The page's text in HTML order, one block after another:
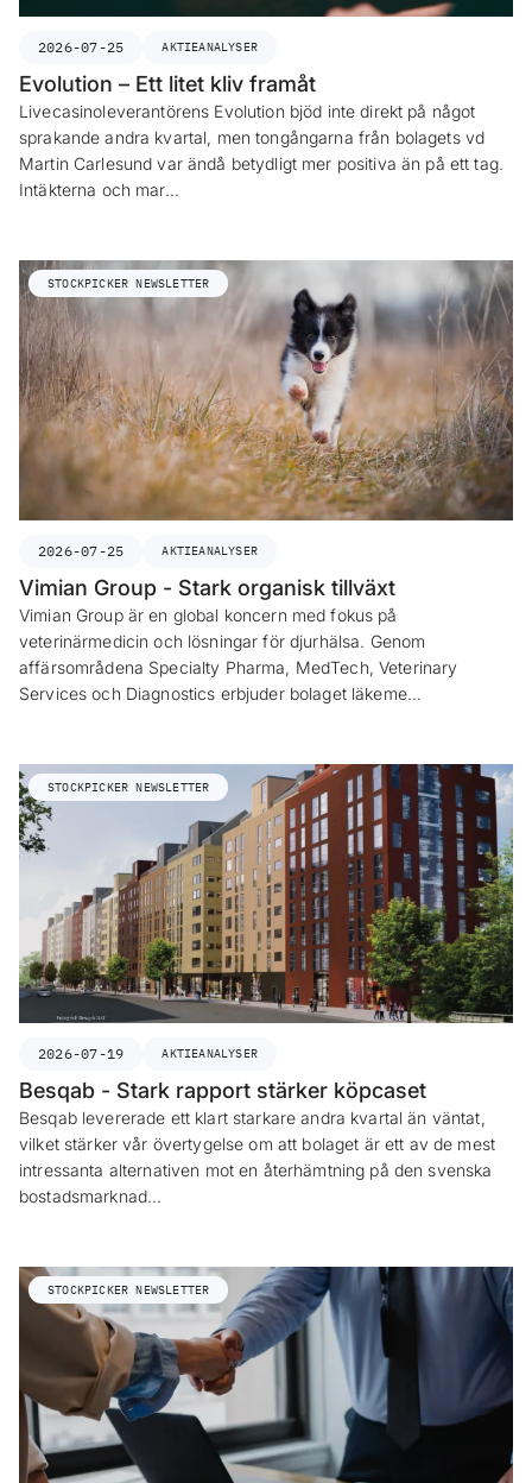
2026-07-25 AKTIEANALYSER
Evolution – Ett litet kliv framåt
Livecasinoleverantörens Evolution bjöd inte direkt på något
sprakande andra kvartal, men tongångarna från bolagets vd
Martin Carlesund var ändå betydligt mer positiva än på ett tag.
Intäkterna och mar…
STOCKPICKER NEWSLETTER
2026-07-25 AKTIEANALYSER
Vimian Group - Stark organisk tillväxt
Vimian Group är en global koncern med fokus på
veterinärmedicin och lösningar för djurhälsa. Genom
affärsområdena Specialty Pharma, MedTech, Veterinary
Services och Diagnostics erbjuder bolaget läkeme…
STOCKPICKER NEWSLETTER
2026-07-19 AKTIEANALYSER
Besqab - Stark rapport stärker köpcaset
Besqab levererade ett klart starkare andra kvartal än väntat,
vilket stärker vår övertygelse om att bolaget är ett av de mest
intressanta alternativen mot en återhämtning på den svenska
bostadsmarknad…
STOCKPICKER NEWSLETTER